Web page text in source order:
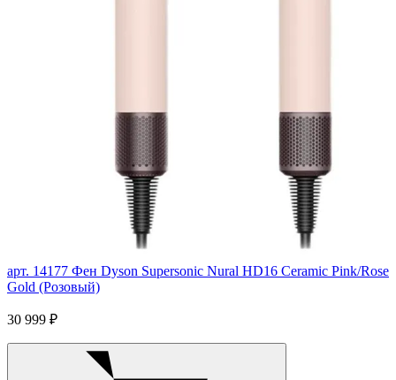
арт. 14177 Фен Dyson Supersonic Nural HD16 Ceramic Pink/Rose
Gold (Розовый)
30 999 ₽